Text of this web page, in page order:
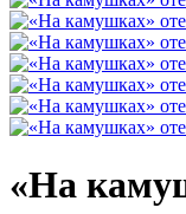
«На